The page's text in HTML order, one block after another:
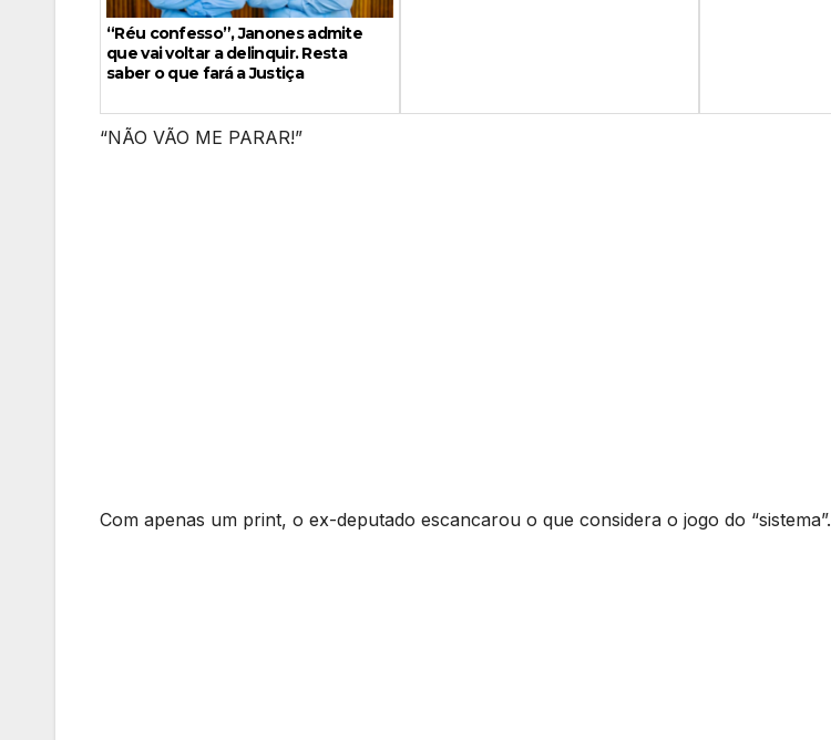
“Réu confesso”, Janones admite
que vai voltar a delinquir. Resta
saber o que fará a Justiça
“NÃO VÃO ME PARAR!”
Com apenas um print, o ex-deputado escancarou o que considera o jogo do “sistema”.